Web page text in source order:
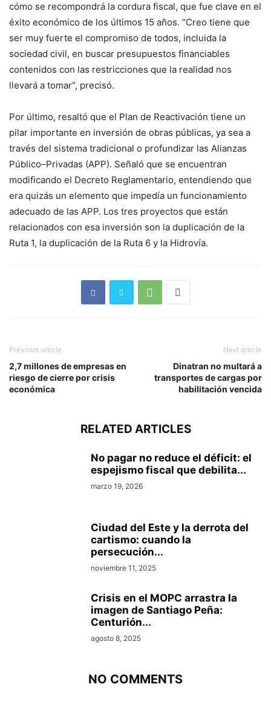
cómo se recompondrá la cordura fiscal, que fue clave en el
éxito económico de los últimos 15 años. “Creo tiene que
ser muy fuerte el compromiso de todos, incluida la
sociedad civil, en buscar presupuestos financiables
contenidos con las restricciones que la realidad nos
llevará a tomar”, precisó.
Por último, resaltó que el Plan de Reactivación tiene un
pilar importante en inversión de obras públicas, ya sea a
través del sistema tradicional o profundizar las Alianzas
Público–Privadas (APP). Señaló que se encuentran
modificando el Decreto Reglamentario, entendiendo que
era quizás un elemento que impedía un funcionamiento
adecuado de las APP. Los tres proyectos que están
relacionados con esa inversión son la duplicación de la
Ruta 1, la duplicación de la Ruta 6 y la Hidrovía.
Previous article
2,7 millones de empresas en
riesgo de cierre por crisis
económica
Next article
Dinatran no multará a
transportes de cargas por
habilitación vencida
RELATED ARTICLES
No pagar no reduce el déficit: el
espejismo fiscal que debilita...
marzo 19, 2026
Ciudad del Este y la derrota del
cartismo: cuando la
persecución...
noviembre 11, 2025
Crisis en el MOPC arrastra la
imagen de Santiago Peña:
Centurión...
agosto 8, 2025
NO COMMENTS